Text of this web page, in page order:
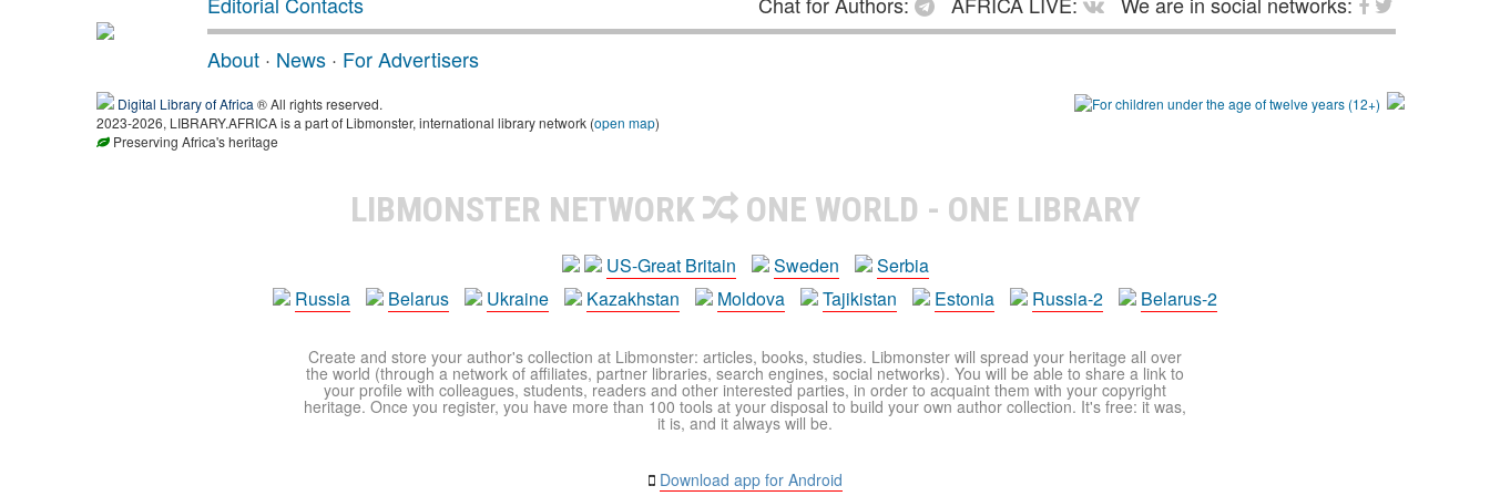
About · News · For Advertisers
Digital Library of Africa ® All rights reserved.
2023-2026, LIBRARY.AFRICA is a part of Libmonster, international library network (open map)
Preserving Africa's heritage
LIBMONSTER NETWORK ONE WORLD - ONE LIBRARY
US-Great Britain Sweden
Serbia
Russia
Belarus Ukraine Kazakhstan Moldova Tajikistan Estonia Russia-2 Belarus-2
Create and store your author's collection at Libmonster: articles, books, studies. Libmonster will spread your heritage all over
the world (through a network of affiliates, partner libraries, search engines, social networks). You will be able to share a link to
your profile with colleagues, students, readers and other interested parties, in order to acquaint them with your copyright
heritage. Once you register, you have more than 100 tools at your disposal to build your own author collection. It's free: it was,
it is, and it always will be.
Download app for Android